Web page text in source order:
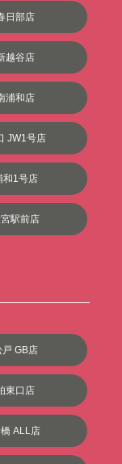
日部店
越谷店
浦和店
JW1号店
和1号店
駅前店
戸 GB店
東口店
ALL店